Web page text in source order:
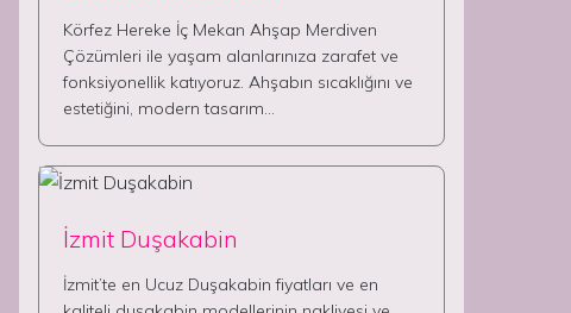
Körfez Hereke İç Mekan Ahşap Merdiven
Çözümleri ile yaşam alanlarınıza zarafet ve
fonksiyonellik katıyoruz. Ahşabın sıcaklığını ve
estetiğini, modern tasarım…
İzmit Duşakabin
İzmit’te en Ucuz Duşakabin fiyatları ve en